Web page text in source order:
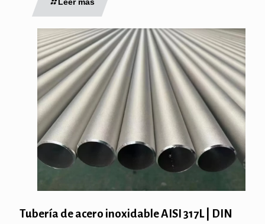
Tubería de acero inoxidable AISI 317L | DIN